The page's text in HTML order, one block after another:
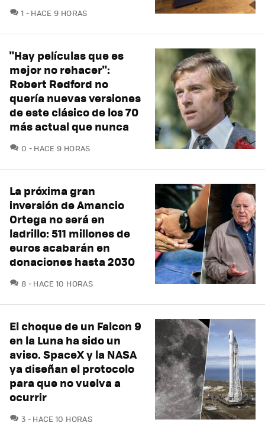
1 COMENTARIOS
HACE 9 HORAS
"Hay películas que es
mejor no rehacer":
Robert Redford no
quería nuevas versiones
de este clásico de los 70
más actual que nunca
0 COMENTARIOS
HACE 9 HORAS
La próxima gran
inversión de Amancio
Ortega no será en
ladrillo: 511 millones de
euros acabarán en
donaciones hasta 2030
8 COMENTARIOS
HACE 10 HORAS
El choque de un Falcon 9
en la Luna ha sido un
aviso. SpaceX y la NASA
ya diseñan el protocolo
para que no vuelva a
ocurrir
3 COMENTARIOS
HACE 10 HORAS